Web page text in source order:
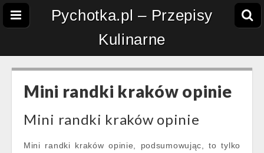
Pychotka.pl – Przepisy
Kulinarne
Mini randki kraków opinie
Mini randki kraków opinie
Mini randki kraków opinie, podsumowując, to tylko